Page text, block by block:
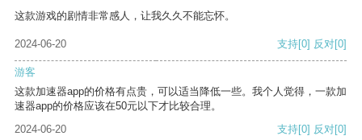
这款游戏的剧情非常感人，让我久久不能忘怀。
2024-06-20 支持[0] 反对[0]
游客
这款加速器app的价格有点贵，可以适当降低一些。我个人觉得，一款加
速器app的价格应该在50元以下才比较合理。
2024-06-20
支持[0] 反对[0]